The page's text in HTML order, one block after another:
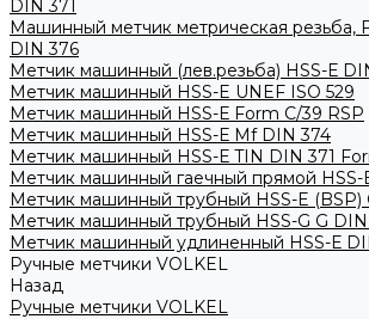
DIN 371
Машинный метчик метрическая резьба,
DIN 376
Метчик машинный (лев.резьба) HSS-Е
Метчик машинный HSS-E UNEF ISO 529
Метчик машинный HSS-Е Form C/39 RSP
Метчик машинный HSS-Е Mf DIN 374
Метчик машинный HSS-Е TIN DIN 371
Метчик машинный гаечный прямой HSS-
Метчик машинный трубный HSS-E (BSP)
Метчик машинный трубный HSS-G G DIN
Метчик машинный удлиненный HSS-Е
Ручные метчики VOLKEL
Назад
Ручные метчики VOLKEL